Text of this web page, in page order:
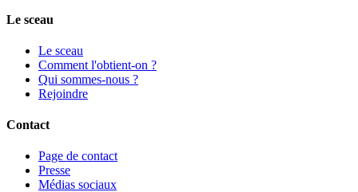
Le sceau
Le sceau
Comment l'obtient-on ?
Qui sommes-nous ?
Rejoindre
Contact
Page de contact
Presse
Médias sociaux